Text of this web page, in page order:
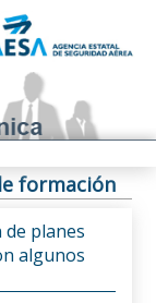
formación
de planes
algunos